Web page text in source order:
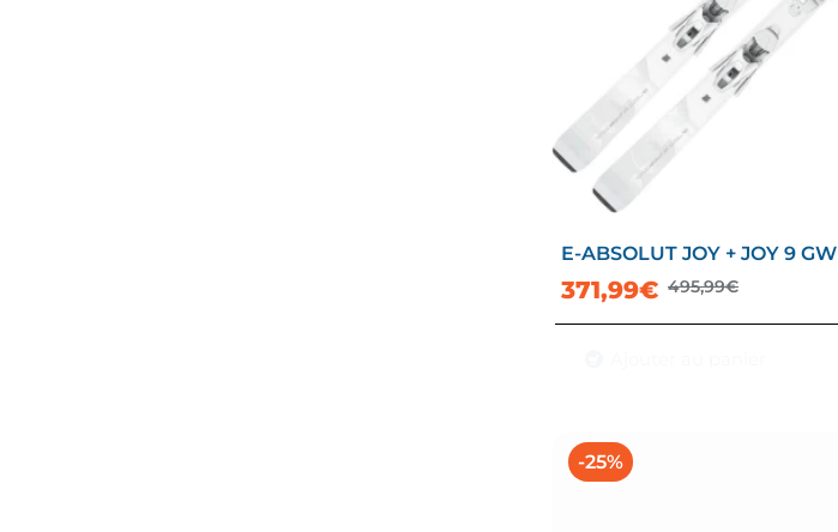
E-ABSOLUT JOY + JOY 9 GW
371,99€ 495,99€
-25%